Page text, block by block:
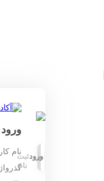
ورودثبت
نام
ورود
نام